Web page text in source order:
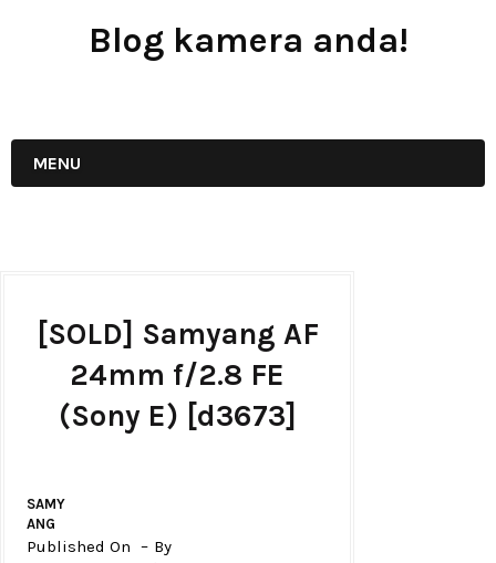
Blog kamera anda!
MENU
[SOLD] Samyang AF
24mm f/2.8 FE
(Sony E) [d3673]
SAMY
ANG
Published On By